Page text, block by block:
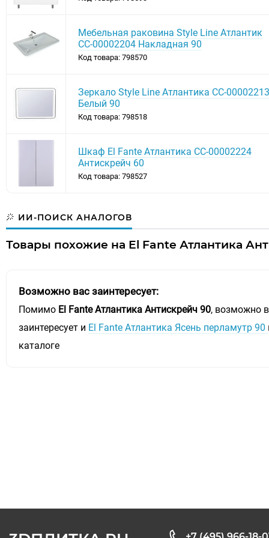
Мебельная раковина Style Line Атлантик
СС-00002204 Накладная 90
Код товара: 798570
Зеркало Style Line Атлантика СС-00002213
Белый 90
Код товара: 798518
Шкаф El Fante Атлантика СС-00002224
Антискрейч 60
Код товара: 798527
ИИ-ПОИСК АНАЛОГОВ
Товары похожие на El Fante Атлантика
Возможно вас заинтересует:
Помимо El Fante Атлантика Антискрейч 90, возможно
заинтересует и El Fante Атлантика Ясень перламутр 90
каталоге